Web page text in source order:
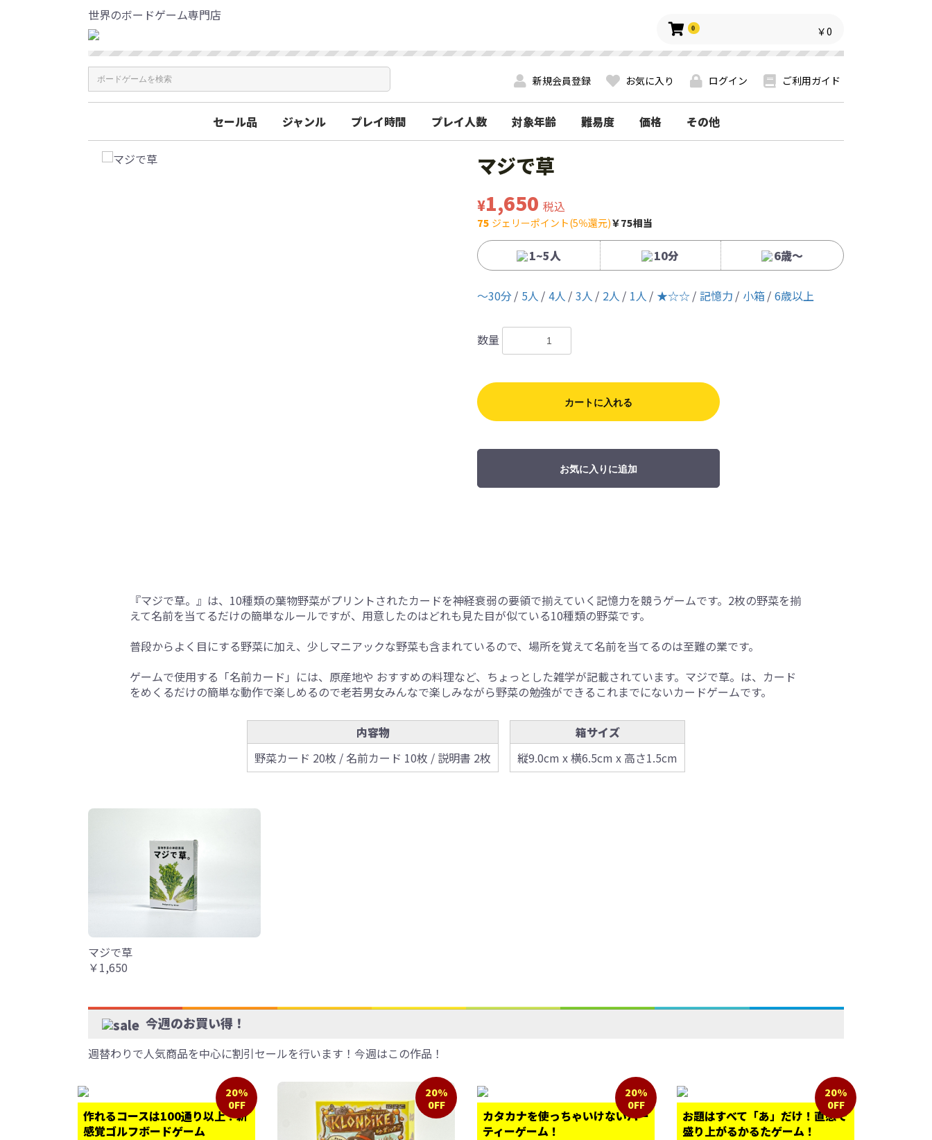
世界のボードゲーム専門店
0 ￥0
新規会員登録 お気に入り ログイン ご利用ガイド
セール品 ジャンル プレイ時間 プレイ人数 対象年齢 難易度 価格 その他
マジで草
¥1,650 税込
75 ジェリーポイント(5％還元)￥75相当
1~5人 10分 6歳〜
〜30分 5人 4人 3人 2人 1人 ★☆☆ 記憶力 小箱 6歳以上
数量
カートに入れる
お気に入りに追加
『マジで草。』は、10種類の葉物野菜がプリントされたカードを神経衰弱の要領で揃えていく記憶力を競うゲームです。2枚の野菜を揃
えて名前を当てるだけの簡単なルールですが、用意したのはどれも見た目が似ている10種類の野菜です。
普段からよく目にする野菜に加え、少しマニアックな野菜も含まれているので、場所を覚えて名前を当てるのは至難の業です。
ゲームで使用する「名前カード」には、原産地や おすすめの料理など、ちょっとした雑学が記載されています。マジで草。は、カード
をめくるだけの簡単な動作で楽しめるので老若男女みんなで楽しみながら野菜の勉強ができるこれまでにないカードゲームです。
内容物
野菜カード 20枚 / 名前カード 10枚 / 説明書 2枚
箱サイズ
縦9.0cm x 横6.5cm x 高さ1.5cm
マジで草
￥1,650
今週のお買い得！
週替わりで人気商品を中心に割引セールを行います！今週はこの作品！
作れるコースは100通り以上！新
感覚ゴルフボードゲーム
20%
0FF
20%
0FF
カタカナを使っちゃいけないパー
ティーゲーム！
20%
0FF
お題はすべて「あ」だけ！直感で
盛り上がるかるたゲーム！
20%
0FF